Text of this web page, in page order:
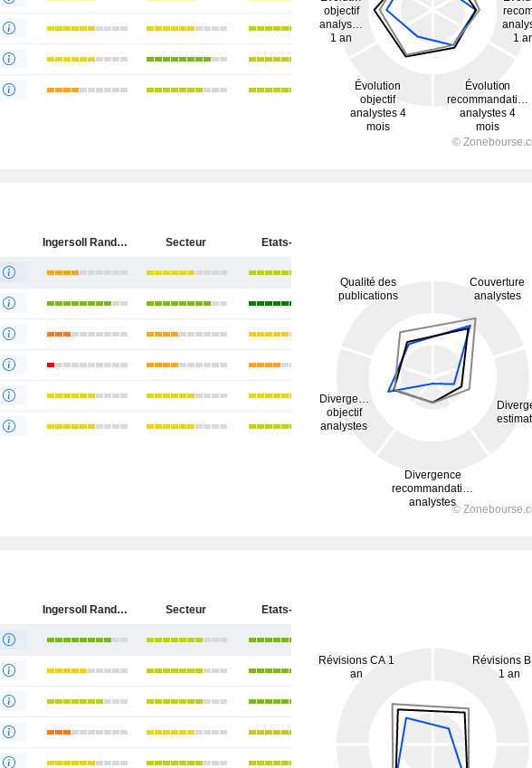
Ingersoll Rand Inc. Secteur Etats-Unis
Ingersoll Rand Inc. Secteur Etats-Unis